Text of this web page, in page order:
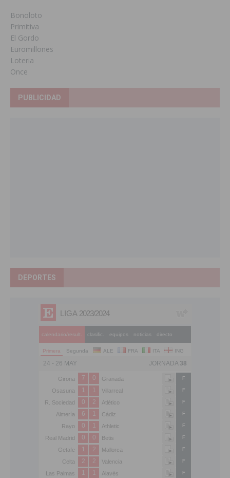
Bonoloto
Primitiva
El Gordo
Euromillones
Loteria
Once
PUBLICIDAD
DEPORTES